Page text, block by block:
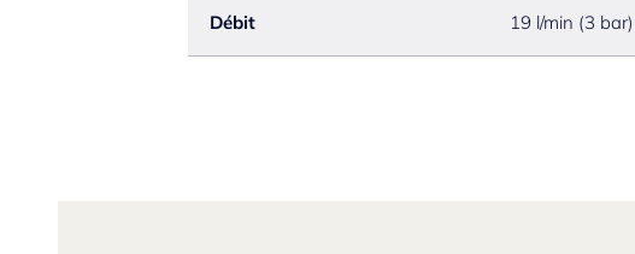
Débit 19 l/min (3 bar)